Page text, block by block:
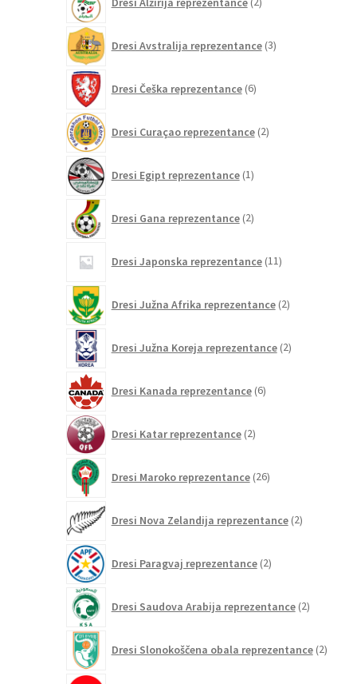
izdelka
Dresi Avstralija reprezentance 3izdelki
Dresi Češka reprezentance 6izdelkov
Dresi Curaçao reprezentance 2izdelka
Dresi Egipt reprezentance 1izdelek
Dresi Gana reprezentance 2izdelka
Dresi Japonska reprezentance 11izdelkov
Dresi Južna Afrika reprezentance 2izdelka
Dresi Južna Koreja reprezentance 2izdelka
Dresi Kanada reprezentance 6izdelkov
Dresi Katar reprezentance 2izdelka
Dresi Maroko reprezentance 26izdelkov
Dresi Nova Zelandija reprezentance 2izdelka
Dresi Paragvaj reprezentance 2izdelka
Dresi Saudova Arabija reprezentance 2izdelka
Dresi Slonokoščena obala reprezentance 2izdelka